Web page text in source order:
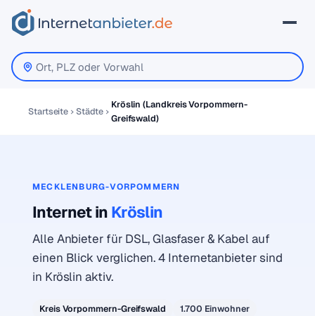
Startseite Städte
Kröslin (Landkreis Vorpommern-
Greifswald)
MECKLENBURG-VORPOMMERN
Internet in Kröslin
Alle Anbieter für DSL, Glasfaser & Kabel auf
einen Blick verglichen. 4 Internetanbieter sind
in Kröslin aktiv.
Kreis Vorpommern-Greifswald 1.700 Einwohner